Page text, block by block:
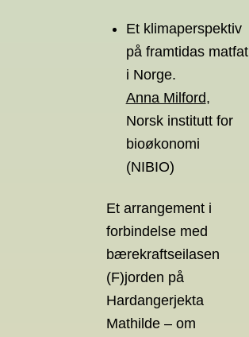
Et klimaperspektiv
på framtidas matfat
i Norge.
Anna Milford,
Norsk institutt for
bioøkonomi
(NIBIO)
Et arrangement i
forbindelse med
bærekraftseilasen
(F)jorden på
Hardangerjekta
Mathilde – om